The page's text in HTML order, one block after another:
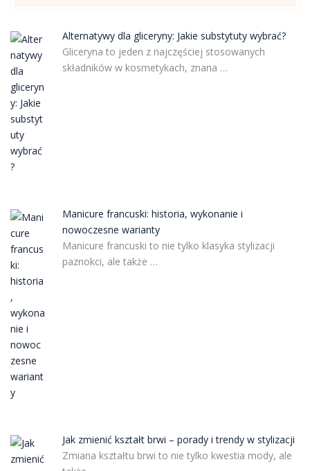
Alternatywy dla gliceryny: Jakie substytuty wybrać?
Gliceryna to jeden z najczęściej stosowanych
składników w kosmetykach, znana …
Manicure francuski: historia, wykonanie i
nowoczesne warianty
Manicure francuski to nie tylko klasyka stylizacji
paznokci, ale także …
Jak zmienić kształt brwi – porady i trendy w stylizacji
Zmiana kształtu brwi to nie tylko kwestia mody, ale